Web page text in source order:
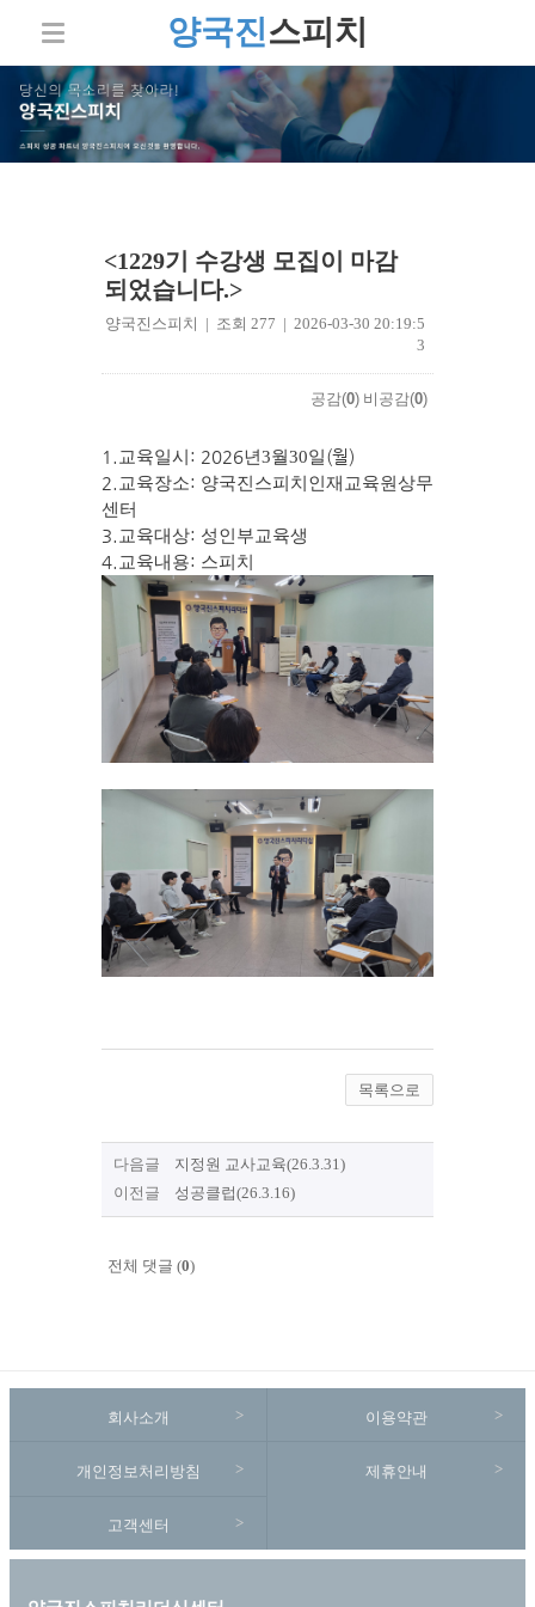
양국진스피치
<1229기 수강생 모집이 마감
되었습니다.>
양국진스피치 | 조회 277 | 2026-03-30 20:19:5
3
공감(0) 비공감(0)
1.교육일시 : 2026년3월30일(월)
2.교육장소: 양국진스피치인재교육원상무
센터
3.교육대상: 성인부교육생
4.교육내용: 스피치
목록으로
다음글 지정원 교사교육(26.3.31)
이전글 성공클럽(26.3.16)
전체 댓글 (0)
회사소개 이용약관
개인정보처리방침 제휴안내
고객센터